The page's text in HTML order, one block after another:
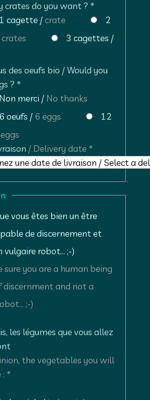
crates do you want ? *
1 cagette /crate
2
crates
3 cagettes /
des oeufs bio / Would you
? *
Non merci / No thanks
6 oeufs / 6 eggs
12
/ Delivery date *
vous êtes bien un être
de discernement et
vulgaire robot... ;-)
sure you are a human being
discernment and not a
;-)
les légumes que vous allez
the vegetables you will
: *